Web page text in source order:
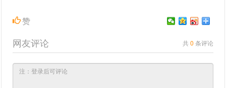
赞
网友评论 共0 条评论